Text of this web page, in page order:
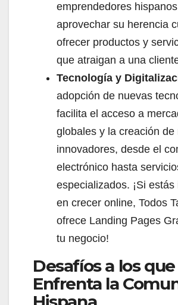
emprendedores
aprovechar su herencia
ofrecer productos y
que atraigan a una
Tecnología y
adopción de nuevas
facilita el acceso a
globales y la creación de
innovadores, desde el
electrónico hasta
especializados. ¡Si
en crecer online, Todos
ofrece Landing Pages
tu negocio!
Desafíos a los
Enfrenta la